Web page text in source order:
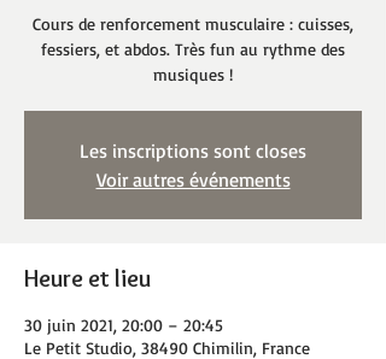
Cours de renforcement musculaire : cuisses,
fessiers, et abdos. Très fun au rythme des
musiques !
Les inscriptions sont closes
Voir autres événements
Heure et lieu
30 juin 2021, 20:00 – 20:45
Le Petit Studio, 38490 Chimilin, France